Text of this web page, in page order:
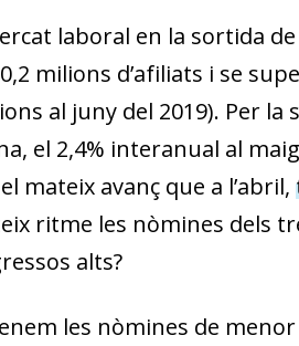
laboral en la sortida
milions d’afiliats i se
al juny del 2019). Per
el 2,4% interanual al
mateix avanç que a l’abril,
ritme les nòmines dels
alts?
les nòmines de